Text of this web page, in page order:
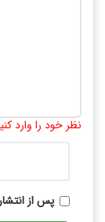
نظر خود را وارد
پس از